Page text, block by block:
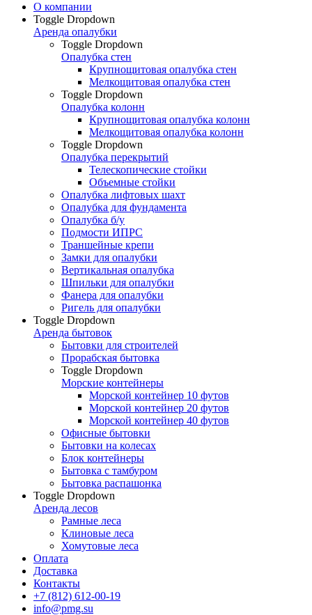
О компании
Toggle Dropdown
Аренда опалубки
Toggle Dropdown
Опалубка стен
Крупнощитовая опалубка стен
Мелкощитовая опалубка стен
Toggle Dropdown
Опалубка колонн
Крупнощитовая опалубка колонн
Мелкощитовая опалубка колонн
Toggle Dropdown
Опалубка перекрытий
Телескопические стойки
Объемные стойки
Опалубка лифтовых шахт
Опалубка для фундамента
Опалубка б/у
Подмости ИПРС
Траншейные крепи
Замки для опалубки
Вертикальная опалубка
Шпильки для опалубки
Фанера для опалубки
Ригель для опалубки
Toggle Dropdown
Аренда бытовок
Бытовки для строителей
Прорабская бытовка
Toggle Dropdown
Морские контейнеры
Морской контейнер 10 футов
Морской контейнер 20 футов
Морской контейнер 40 футов
Офисные бытовки
Бытовки на колесах
Блок контейнеры
Бытовка с тамбуром
Бытовка распашонка
Toggle Dropdown
Аренда лесов
Рамные леса
Клиновые леса
Хомутовые леса
Оплата
Доставка
Контакты
+7 (812) 612-00-19
info@pmg.su